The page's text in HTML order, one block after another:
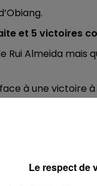
LE
et 5 victoires
Rui Almeida
à une victoire
Le respect de